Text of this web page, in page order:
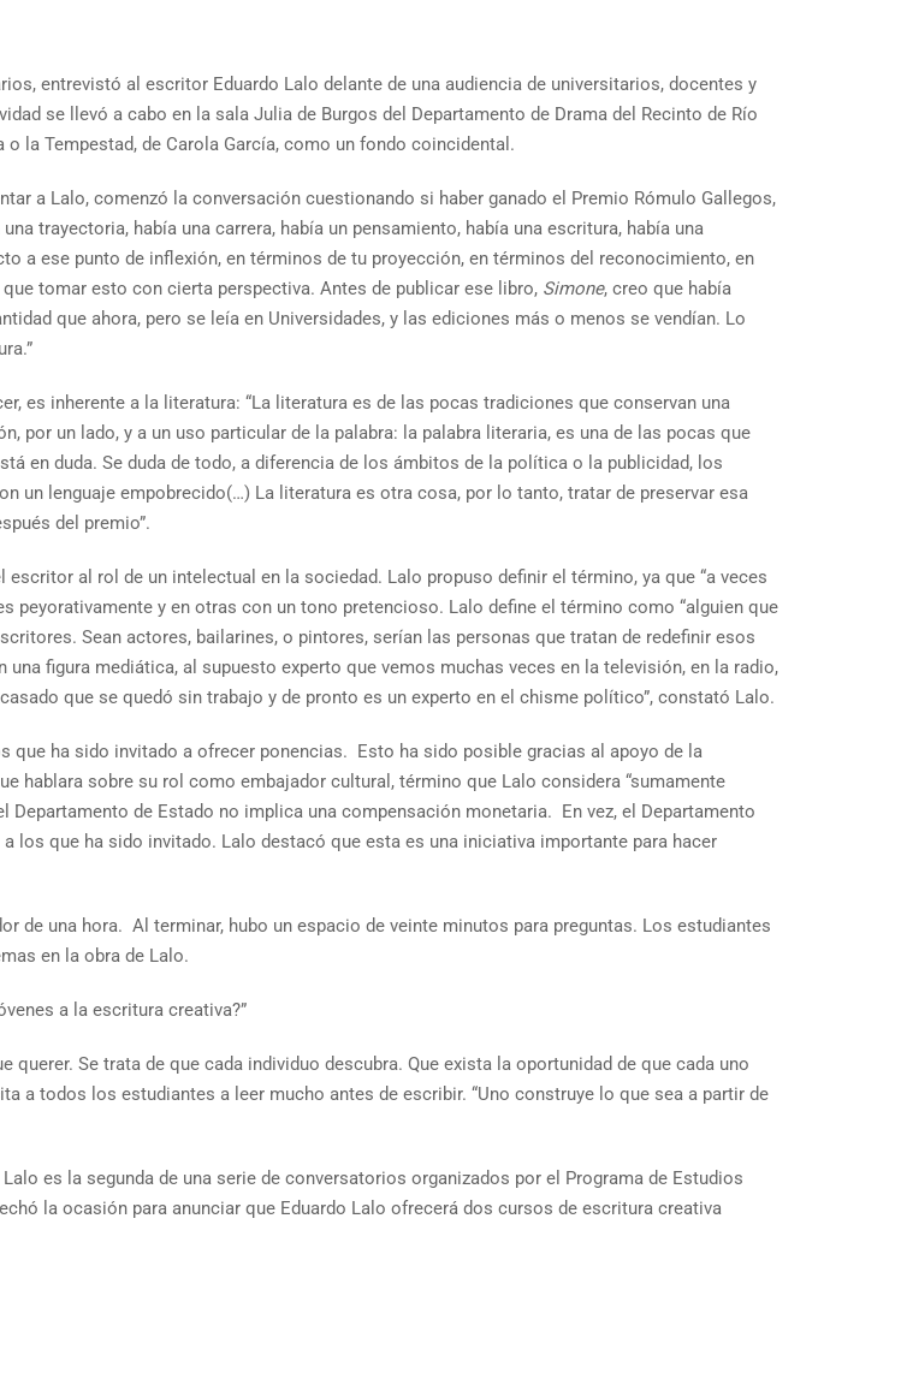
entrevistó al escritor Eduardo Lalo delante de una audiencia de universitarios, docentes y
se llevó a cabo en la sala Julia de Burgos del Departamento de Drama del Recinto de Río
la Tempestad, de Carola García, como un fondo coincidental.
a Lalo, comenzó la conversación cuestionando si haber ganado el Premio Rómulo Gallegos,
trayectoria, había una carrera, había un pensamiento, había una escritura, había una
a ese punto de inflexión, en términos de tu proyección, en términos del reconocimiento, en
tomar esto con cierta perspectiva. Antes de publicar ese libro, Simone, creo que había
que ahora, pero se leía en Universidades, y las ediciones más o menos se vendían. Lo
es inherente a la literatura: “La literatura es de las pocas tradiciones que conservan una
un lado, y a un uso particular de la palabra: la palabra literaria, es una de las pocas que
en duda. Se duda de todo, a diferencia de los ámbitos de la política o la publicidad, los
un lenguaje empobrecido(…) La literatura es otra cosa, por lo tanto, tratar de preservar esa
del premio”.
al rol de un intelectual en la sociedad. Lalo propuso definir el término, ya que “a veces
peyorativamente y en otras con un tono pretencioso. Lalo define el término como “alguien que
Sean actores, bailarines, o pintores, serían las personas que tratan de redefinir esos
figura mediática, al supuesto experto que vemos muchas veces en la televisión, en la radio,
que se quedó sin trabajo y de pronto es un experto en el chisme político”, constató Lalo.
que ha sido invitado a ofrecer ponencias. Esto ha sido posible gracias al apoyo de la
hablara sobre su rol como embajador cultural, término que Lalo considera “sumamente
de Estado no implica una compensación monetaria. En vez, el Departamento
los que ha sido invitado. Lalo destacó que esta es una iniciativa importante para hacer
de una hora. Al terminar, hubo un espacio de veinte minutos para preguntas. Los estudiantes
en la obra de Lalo.
a la escritura creativa?”
Se trata de que cada individuo descubra. Que exista la oportunidad de que cada uno
a todos los estudiantes a leer mucho antes de escribir. “Uno construye lo que sea a partir de
es la segunda de una serie de conversatorios organizados por el Programa de Estudios
la ocasión para anunciar que Eduardo Lalo ofrecerá dos cursos de escritura creativa